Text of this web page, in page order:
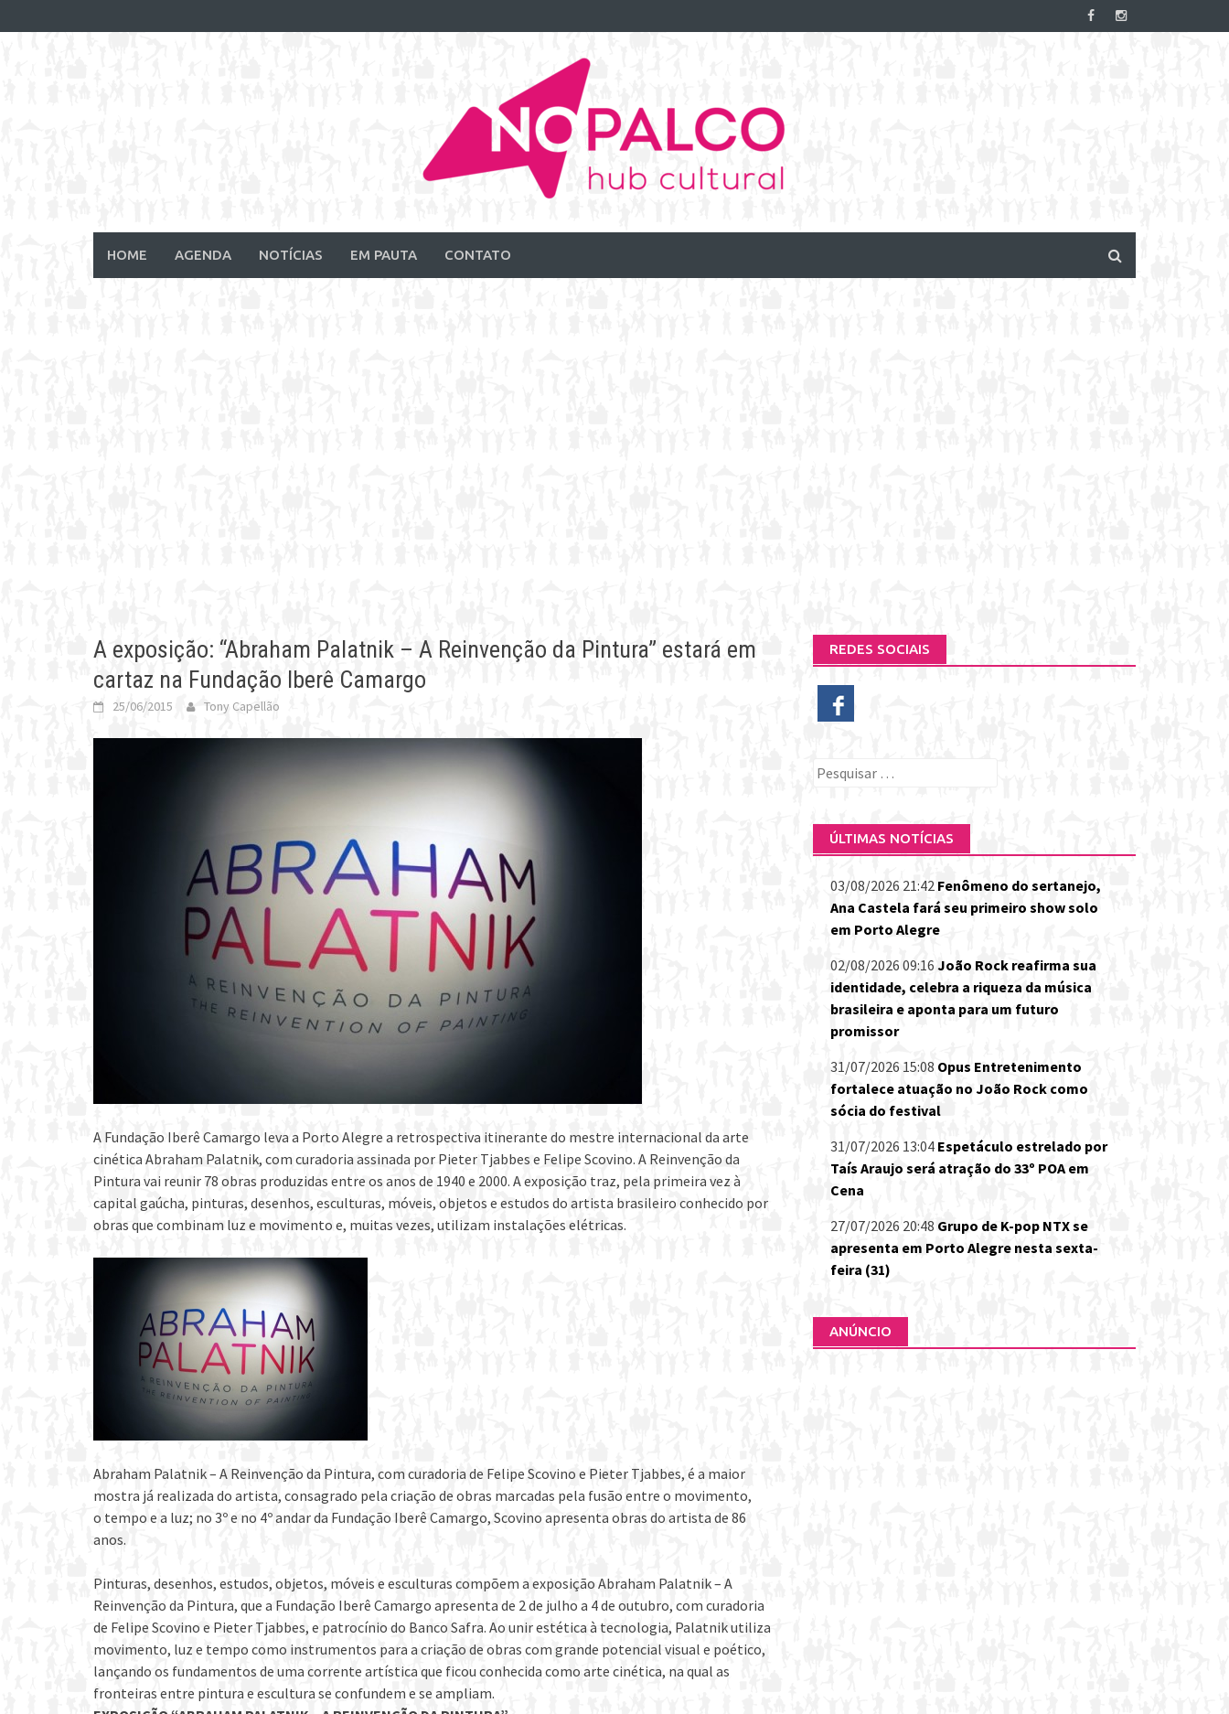
to
HOME AGENDA NOTÍCIAS EM PAUTA CONTATO
A exposição: “Abraham Palatnik – A Reinvenção da Pintura” estará em
cartaz na Fundação Iberê Camargo
25/06/2015 Tony Capellão
A Fundação Iberê Camargo leva a Porto Alegre a retrospectiva itinerante do mestre internacional da arte
cinética Abraham Palatnik, com curadoria assinada por Pieter Tjabbes e Felipe Scovino. A Reinvenção da
Pintura vai reunir 78 obras produzidas entre os anos de 1940 e 2000. A exposição traz, pela primeira vez à
capital gaúcha, pinturas, desenhos, esculturas, móveis, objetos e estudos do artista brasileiro conhecido por
obras que combinam luz e movimento e, muitas vezes, utilizam instalações elétricas.
Abraham Palatnik – A Reinvenção da Pintura, com curadoria de Felipe Scovino e Pieter Tjabbes, é a maior
mostra já realizada do artista, consagrado pela criação de obras marcadas pela fusão entre o movimento,
o tempo e a luz; no 3º e no 4º andar da Fundação Iberê Camargo, Scovino apresenta obras do artista de 86
anos.
Pinturas, desenhos, estudos, objetos, móveis e esculturas compõem a exposição Abraham Palatnik – A
Reinvenção da Pintura, que a Fundação Iberê Camargo apresenta de 2 de julho a 4 de outubro, com curadoria
de Felipe Scovino e Pieter Tjabbes, e patrocínio do Banco Safra. Ao unir estética à tecnologia, Palatnik utiliza
movimento, luz e tempo como instrumentos para a criação de obras com grande potencial visual e poético,
lançando os fundamentos de uma corrente artística que ficou conhecida como arte cinética, na qual as
fronteiras entre pintura e escultura se confundem e se ampliam.
REDES SOCIAIS
Pesquisar
ÚLTIMAS NOTÍCIAS
03/08/2026 21:42 Fenômeno do sertanejo,
Ana Castela fará seu primeiro show solo
em Porto Alegre
02/08/2026 09:16 João Rock reafirma sua
identidade, celebra a riqueza da música
brasileira e aponta para um futuro
promissor
31/07/2026 15:08 Opus Entretenimento
fortalece atuação no João Rock como
sócia do festival
31/07/2026 13:04 Espetáculo estrelado por
Taís Araujo será atração do 33º POA em
Cena
27/07/2026 20:48 Grupo de K-pop NTX se
apresenta em Porto Alegre nesta sexta-
feira (31)
ANÚNCIO